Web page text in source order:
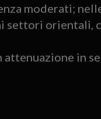
moderati;
settori orientali,
in